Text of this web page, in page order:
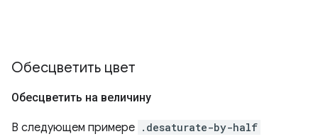
Обесцветить цвет
Обесцветить на величину
В следующем примере .desaturate-by-half